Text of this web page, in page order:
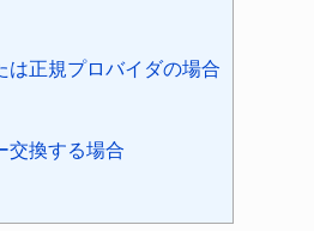
は正規プロバイダの場合
交換する場合